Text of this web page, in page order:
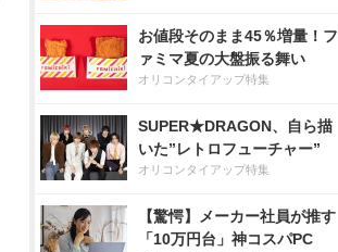
お値段そのまま45％増量！フ
ァミマ夏の大盤振る舞い
オリコンタイアップ特集
SUPER★DRAGON、自ら描
いた”レトロフューチャー”
オリコンタイアップ特集
【驚愕】メーカー社員が推す
「10万円台」神コスパPC